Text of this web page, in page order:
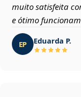
muito satisfeita
e ótimo
EP Eduarda P.